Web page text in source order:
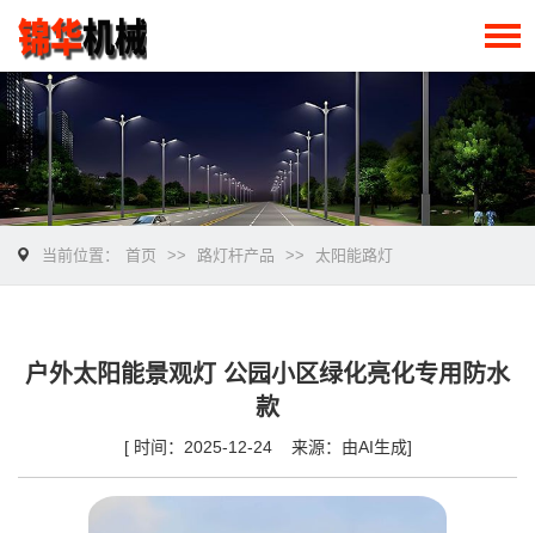
当前位置： 首页 >> 路灯杆产品 >> 太阳能路灯
户外太阳能景观灯 公园小区绿化亮化专用防水
款
[ 时间：2025-12-24 来源：由AI生成]